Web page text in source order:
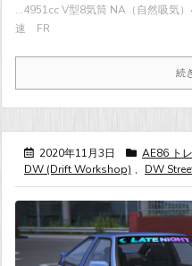
...4951cc V型8気筒 NA（自然吸気）
速 FR
続
2020年11月3日 AE86 ト
DW (Drift Workshop) , DW